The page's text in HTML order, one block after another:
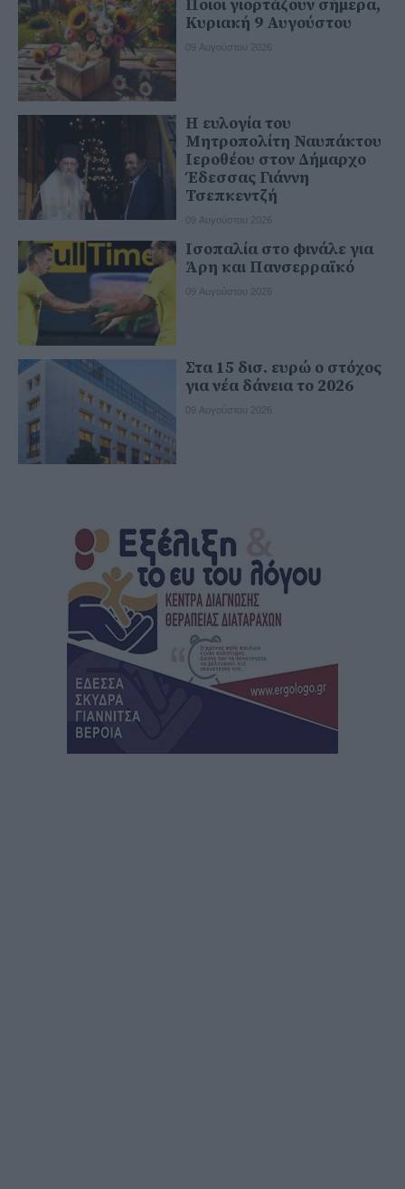
Ποιοι γιορτάζουν σήμερα,
Κυριακή 9 Αυγούστου
09 Αυγούστου 2026
Η ευλογία του
Μητροπολίτη Ναυπάκτου
Ιεροθέου στον Δήμαρχο
Έδεσσας Γιάννη
Τσεπκεντζή
09 Αυγούστου 2026
Ισοπαλία στο φινάλε για
Άρη και Πανσερραϊκό
09 Αυγούστου 2026
Στα 15 δισ. ευρώ ο στόχος
για νέα δάνεια το 2026
09 Αυγούστου 2026